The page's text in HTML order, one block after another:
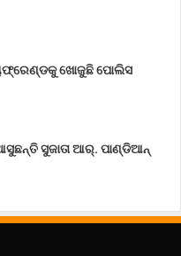
ଖୋଜୁଛି ପୋଲିସ
ସୁଜାତା ଆର୍‌. ପାଣ୍ଡିଆନ୍